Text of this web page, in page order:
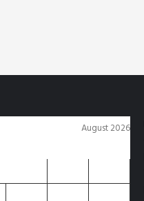
August 2026